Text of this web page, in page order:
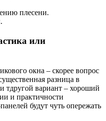
плесени.
или
окна – скорее вопрос
разница в
тдругой вариант – хороший
и практичности
будут чуть опережать